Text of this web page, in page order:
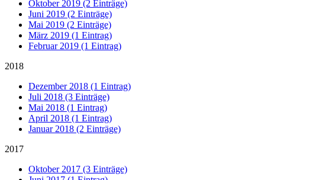
Oktober 2019 (2 Einträge)
Juni 2019 (2 Einträge)
Mai 2019 (2 Einträge)
März 2019 (1 Eintrag)
Februar 2019 (1 Eintrag)
2018
Dezember 2018 (1 Eintrag)
Juli 2018 (3 Einträge)
Mai 2018 (1 Eintrag)
April 2018 (1 Eintrag)
Januar 2018 (2 Einträge)
2017
Oktober 2017 (3 Einträge)